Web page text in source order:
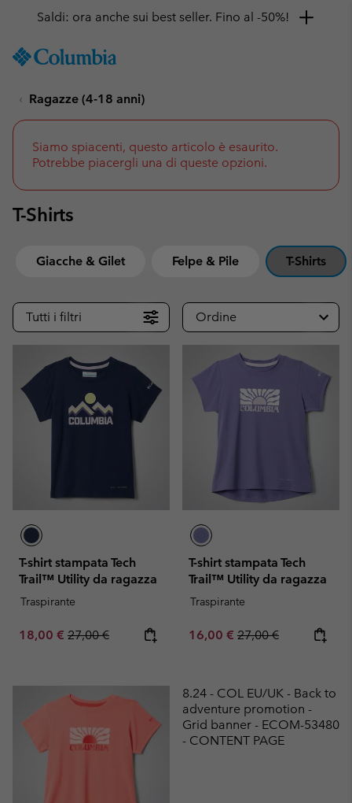
TO
SKIP
NAV
TO
SEARCH
Ottieni il 10% di sconto
Ragazze (4-18 anni)
Siamo spiacenti, questo articolo è esaurito.
Potrebbe piacergli una di queste opzioni.
T-Shirts
Giacche & Gilet Felpe & Pile T-Shirts
Tutti i filtri Ordine
T-shirt stampata Tech
Trail™ Utility da ragazza
Traspirante
Sale price:
18,00 € Regular price:
27,00 €
T-shirt stampata Tech
Trail™ Utility da ragazza
Traspirante
Sale price:
16,00 € Regular price:
27,00 €
8.24 - COL EU/UK - Back to
adventure promotion -
Grid banner - ECOM-53480
- CONTENT PAGE